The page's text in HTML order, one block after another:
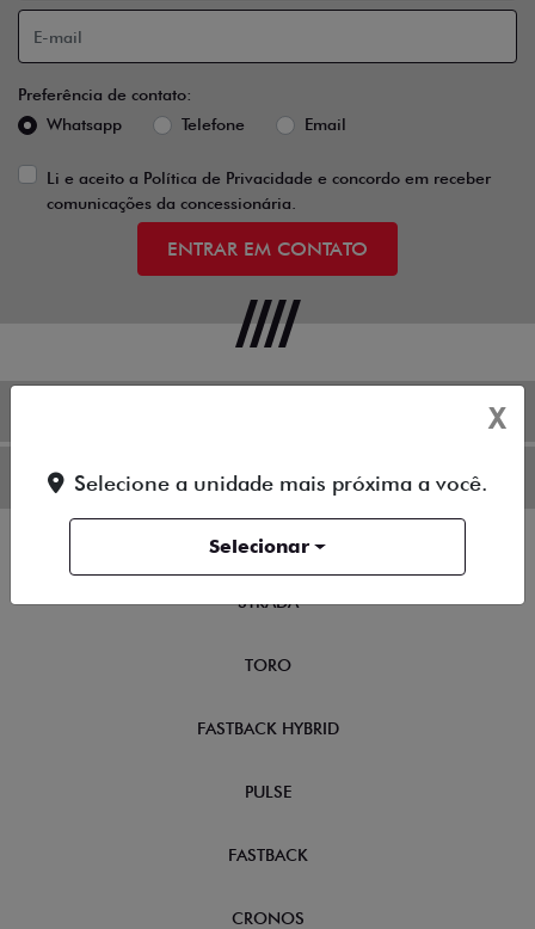
Preferência de contato:
Whatsapp
Telefone Email
Li e aceito a Política de Privacidade e concordo em receber
comunicações da concessionária.
ENTRAR EM CONTATO
NOVOS
TITANO
STRADA
TORO
FASTBACK HYBRID
PULSE
FASTBACK
CRONOS
X
Selecione a unidade mais próxima a você.
Selecionar